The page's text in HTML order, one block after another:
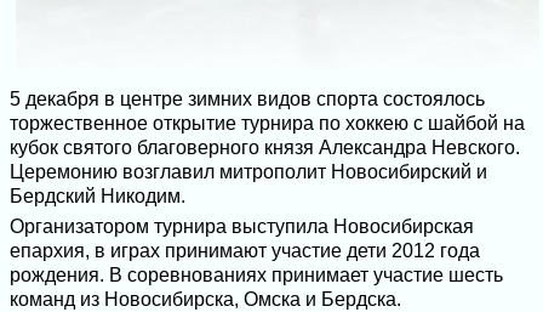
5 декабря в центре зимних видов спорта состоялось
торжественное открытие турнира по хоккею с шайбой на
кубок святого благоверного князя Александра Невского.
Церемонию возглавил митрополит Новосибирский и
Бердский Никодим.
Организатором турнира выступила Новосибирская
епархия, в играх принимают участие дети 2012 года
рождения. В соревнованиях принимает участие шесть
команд из Новосибирска, Омска и Бердска.